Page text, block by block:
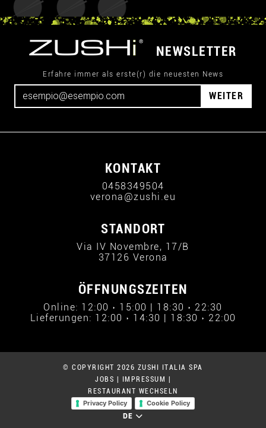
NEWSLETTER
Erfahre immer als erste(r) die neuesten News
WEITER
KONTAKT
0458349504
verona@zushi.eu
STANDORT
Via IV Novembre, 17/B
37126 Verona
ÖFFNUNGSZEITEN
Online: 12:00 › 15:00 | 18:30 › 22:30
Lieferungen: 12:00 › 14:30 | 18:30 › 22:00
© COPYRIGHT 2026 ZUSHI ITALIA SPA
JOBS
IMPRESSUM
RESTAURANT WECHSELN
Privacy Policy
Cookie Policy
DE